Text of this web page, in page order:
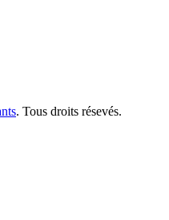
. Tous droits résevés.